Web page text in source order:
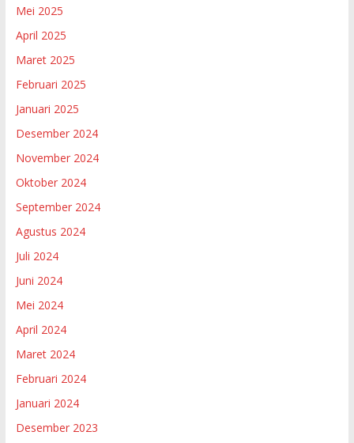
Mei 2025
April 2025
Maret 2025
Februari 2025
Januari 2025
Desember 2024
November 2024
Oktober 2024
September 2024
Agustus 2024
Juli 2024
Juni 2024
Mei 2024
April 2024
Maret 2024
Februari 2024
Januari 2024
Desember 2023